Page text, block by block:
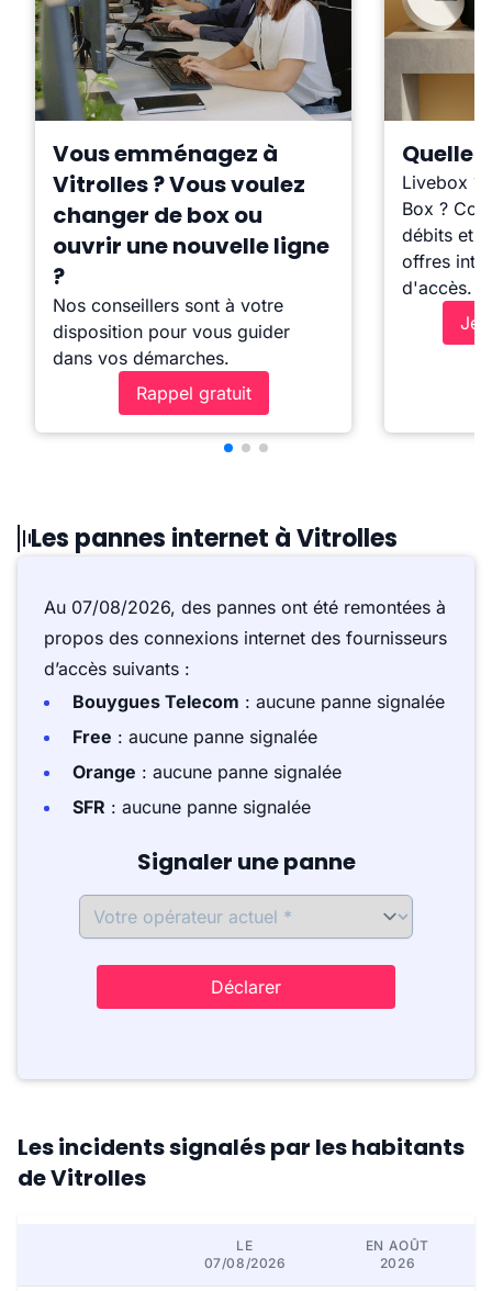
Vous emménagez à
Vitrolles ? Vous voulez
changer de box ou
ouvrir une nouvelle ligne
?
Nos conseillers sont à votre
disposition pour vous guider
dans vos démarches.
Rappel gratuit
Quelle
Livebox ?
Box ?
débits et
offres
d'accès.
Je
Les pannes internet à Vitrolles
Au 07/08/2026, des pannes ont été remontées à
propos des connexions internet des fournisseurs
d’accès suivants :
Bouygues Telecom : aucune panne signalée
Free : aucune panne signalée
Orange : aucune panne signalée
SFR : aucune panne signalée
Signaler une panne
Déclarer
Les incidents signalés par les habitants
de Vitrolles
LE
07/08/2026
EN AOÛT
2026